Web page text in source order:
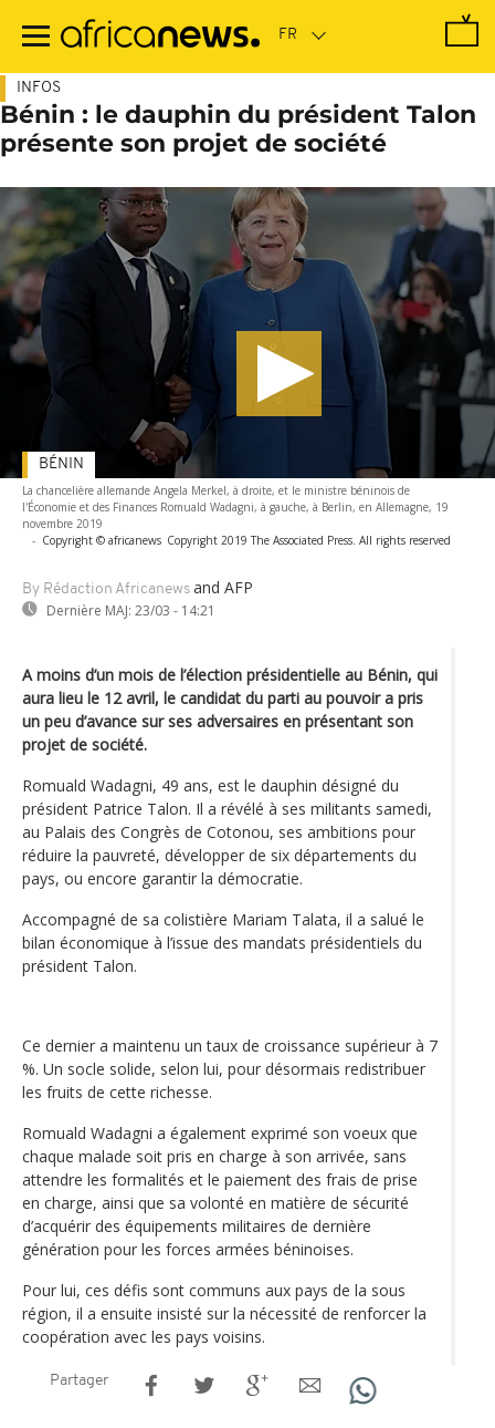
contenu
INFOS
Bénin : le dauphin du président Talon
présente son projet de société
La chancelière allemande Angela Merkel, à droite, et le ministre béninois de
l'Économie et des Finances Romuald Wadagni, à gauche, à Berlin, en Allemagne, 19
novembre 2019
- Copyright © africanews Copyright 2019 The Associated Press. All rights reserved
By Rédaction Africanews and AFP
Dernière MAJ: 23/03 - 14:21
BÉNIN
A moins d’un mois de l’élection présidentielle au Bénin, qui
aura lieu le 12 avril, le candidat du parti au pouvoir a pris
un peu d’avance sur ses adversaires en présentant son
projet de société.
Romuald Wadagni, 49 ans, est le dauphin désigné du
président Patrice Talon. Il a révélé à ses militants samedi,
au Palais des Congrès de Cotonou, ses ambitions pour
réduire la pauvreté, développer de six départements du
pays, ou encore garantir la démocratie.
Accompagné de sa colistière Mariam Talata, il a salué le
bilan économique à l’issue des mandats présidentiels du
président Talon.
Ce dernier a maintenu un taux de croissance supérieur à 7
%. Un socle solide, selon lui, pour désormais redistribuer
les fruits de cette richesse.
Romuald Wadagni a également exprimé son voeux que
chaque malade soit pris en charge à son arrivée, sans
attendre les formalités et le paiement des frais de prise
en charge, ainsi que sa volonté en matière de sécurité
d’acquérir des équipements militaires de dernière
génération pour les forces armées béninoises.
Pour lui, ces défis sont communs aux pays de la sous
région, il a ensuite insisté sur la nécessité de renforcer la
coopération avec les pays voisins.
Partager